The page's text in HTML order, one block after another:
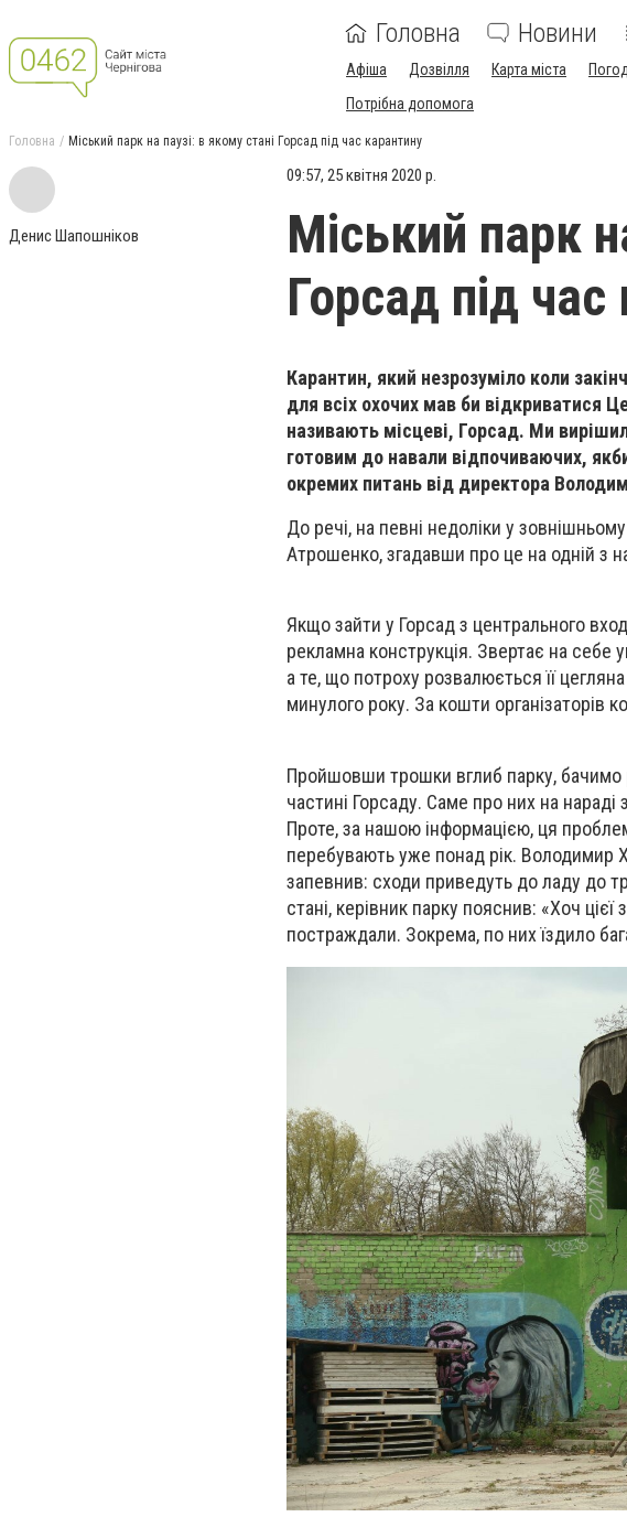
Головна Новини
Афіша Дозвілля Карта міста
Потрібна допомога
Головна Міський парк на паузі: в якому стані Горсад під час карантину
Денис Шапошніков
09:57, 25 квітня 2020 р.
Міський парк
Горсад під
Карантин, який незрозуміло коли
для всіх охочих мав би відкриватися
називають місцеві, Горсад. Ми
готовим до навали відпочиваючих,
окремих питань від директора
До речі, на певні недоліки у
Атрошенко, згадавши про це на одній з
Якщо зайти у Горсад з центрального
рекламна конструкція. Звертає на себе
а те, що потроху розвалюється її
минулого року. За кошти організаторів
Пройшовши трошки вглиб парку, бачимо
частині Горсаду. Саме про них на
Проте, за нашою інформацією, ця
перебувають уже понад рік. Володимир
запевнив: сходи приведуть до ладу до
стані, керівник парку пояснив: «Хоч
постраждали. Зокрема, по них їздило